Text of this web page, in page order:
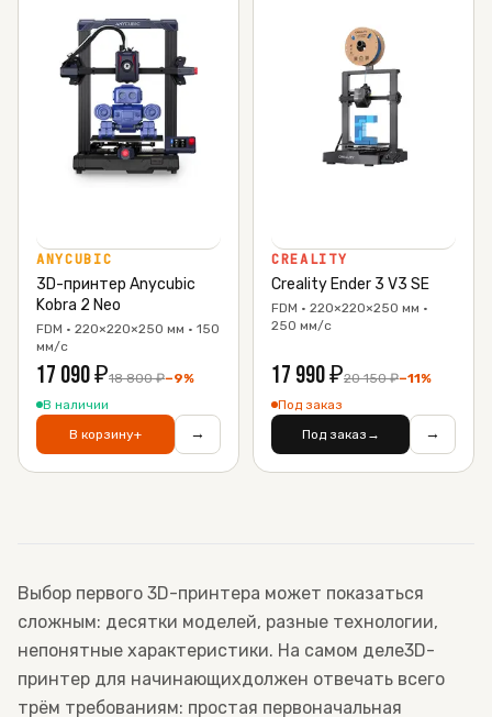
ANYCUBIC
3D-принтер Anycubic
Kobra 2 Neo
FDM · 220×220×250 мм · 150
мм/с
17 090₽18 800₽−9%
В наличии
В корзину+ →
CREALITY
Creality Ender 3 V3 SE
FDM · 220×220×250 мм ·
250 мм/с
17 990₽20 150₽−11%
Под заказ
Под заказ → →
Выбор первого 3D-принтера может показаться
сложным: десятки моделей, разные технологии,
непонятные характеристики. На самом деле3D-
принтер для начинающихдолжен отвечать всего
трём требованиям: простая первоначальная